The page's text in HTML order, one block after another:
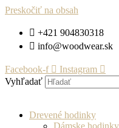
Preskočiť na obsah
+421 904830318
info@woodwear.sk
Facebook-f
Instagram
Vyhľadať
Drevené hodinky
Dámske hodinky